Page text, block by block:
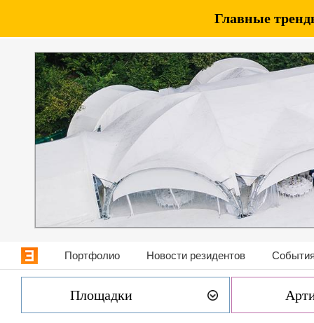
Главные
Портфолио Новости резидентов
Площадки